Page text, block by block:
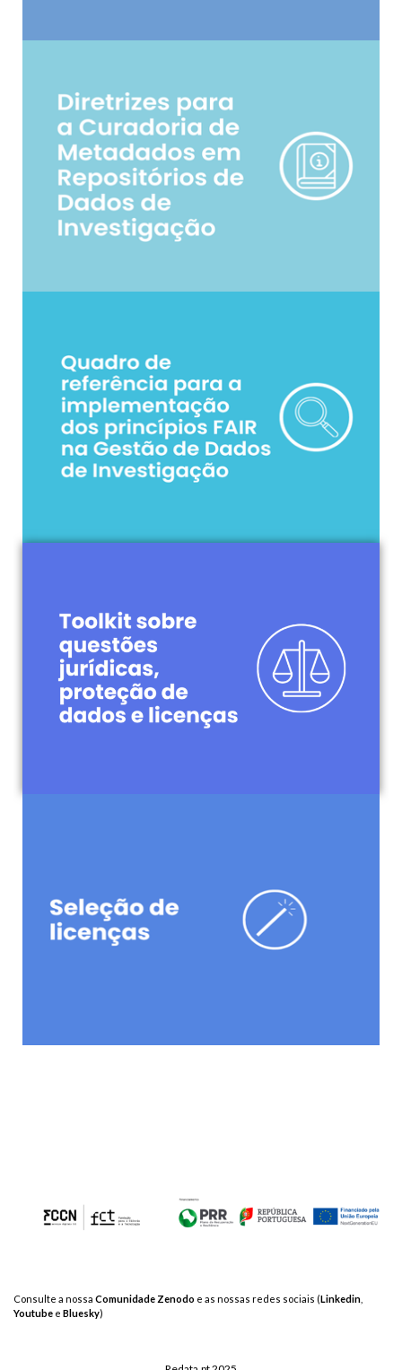
Consulte a nossa Comunidade Zenodo e as nossas redes sociais (Linkedin
Youtube e Bluesky)